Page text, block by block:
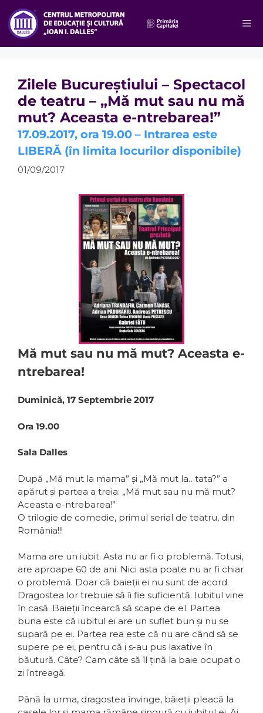
conținut
Zilele Bucureştiului – Spectacol
de teatru – „Mă mut sau nu mă
mut? Aceasta e-ntrebarea!”
17.09.2017, ora 19.00 – Intrarea este
LIBERĂ (în limita locurilor disponibile)
01/09/2017
Mă mut sau nu mă mut? Aceasta e-
ntrebarea!
Duminică, 17 Septembrie 2017
Ora 19.00
Sala Dalles
După „Mă mut la mama” și „Mă mut la…tata?” a
apărut și partea a treia: „Mă mut sau nu mă mut?
Aceasta e-ntrebarea!”
O trilogie de comedie, primul serial de teatru, din
România!!!
Mama are un iubit. Asta nu ar fi o problemă. Totusi,
are aproape 60 de ani. Nici asta poate nu ar fi chiar
o problemă. Doar că baieții ei nu sunt de acord.
Dragostea lor trebuie să îi fie suficientă. Iubitul vine
în casă. Baieții încearcă să scape de el. Partea
buna este că iubitul ei are un suflet bun și nu se
supară pe ei. Partea rea este că nu are când să se
supere pe ei, pentru că i s-au pus laxative în
băutură. Câte? Cam câte să îl țină la baie ocupat o
zi întreagă.
Până la urma, dragostea învinge, băieții pleacă la